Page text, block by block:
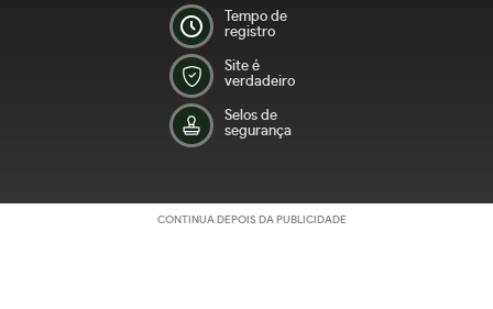
Tempo de
registro
Site é
verdadeiro
Selos de
segurança
CONTINUA DEPOIS DA PUBLICIDADE